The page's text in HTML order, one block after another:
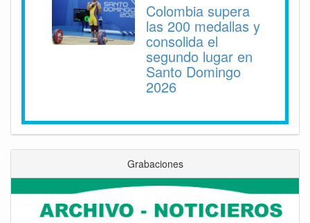
Colombia supera
las 200 medallas y
consolida el
segundo lugar en
Santo Domingo
2026
Grabaciones